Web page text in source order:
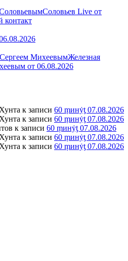
Соловьев Live от
Железная
от 06.08.2026
к записи 60 ṃинẏƫ 07.08.2026
к записи 60 ṃинẏƫ 07.08.2026
к записи 60 ṃинẏƫ 07.08.2026
к записи 60 ṃинẏƫ 07.08.2026
к записи 60 ṃинẏƫ 07.08.2026